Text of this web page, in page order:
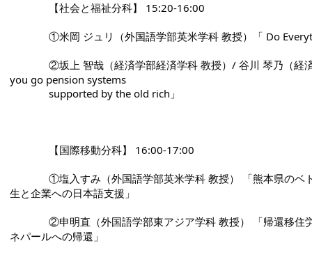
              【社会と福祉分科】 15:20-16:00
①米岡 ジュリ（外国語学部英米学科 教授）「
you go pension systems
              supported by the old rich」
              【国際移動分科】 16:00-17:00
生と企業への日本語支援」
ネパールへの帰還」